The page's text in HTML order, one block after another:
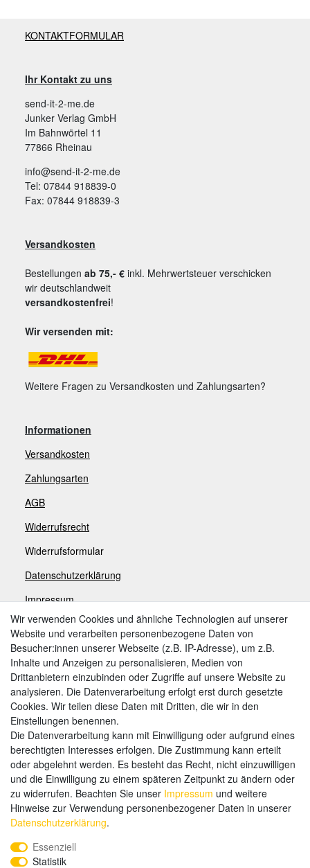
KONTAKTFORMULAR
Ihr Kontakt zu uns
send-it-2-me.de
Junker Verlag GmbH
Im Bahnwörtel 11
77866 Rheinau
info@send-it-2-me.de
Tel: 07844 918839-0
Fax: 07844 918839-3
Versandkosten
Bestellungen ab 75,- € inkl. Mehrwertsteuer verschicken
wir deutschlandweit
versandkostenfrei!
Wir versenden mit:
Weitere Fragen zu Versandkosten und Zahlungsarten?
Informationen
Versandkosten
Zahlungsarten
AGB
Widerrufsrecht
Widerrufsformular
Datenschutzerklärung
Impressum
Zahlungsarten
Weitere Zahlungsarten:
Kauf auf Rechnung
Vorkasse
Hier sind wir
Wir verwenden Cookies und ähnliche Technologien auf unserer
Website und verarbeiten personenbezogene Daten von
Besucher:innen unserer Webseite (z.B. IP-Adresse), um z.B.
Inhalte und Anzeigen zu personalisieren, Medien von
Drittanbietern einzubinden oder Zugriffe auf unsere Website zu
analysieren. Die Datenverarbeitung erfolgt erst durch gesetzte
Cookies. Wir teilen diese Daten mit Dritten, die wir in den
Einstellungen benennen.
Die Datenverarbeitung kann mit Einwilligung oder aufgrund eines
berechtigten Interesses erfolgen. Die Zustimmung kann erteilt
oder abgelehnt werden. Es besteht das Recht, nicht einzuwilligen
und die Einwilligung zu einem späteren Zeitpunkt zu ändern oder
zu widerrufen. Beachten Sie unser Impressum und weitere
Hinweise zur Verwendung personenbezogener Daten in unserer
Daten­schutz­erklärung.
Essenziell
Statistik